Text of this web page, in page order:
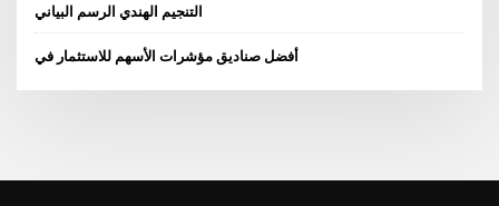
التنجيم الهندي الرسم البياني
أفضل صناديق مؤشرات الأسهم للاستثمار في